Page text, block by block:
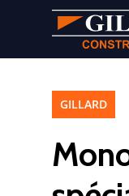
Appuyer
GILLARD